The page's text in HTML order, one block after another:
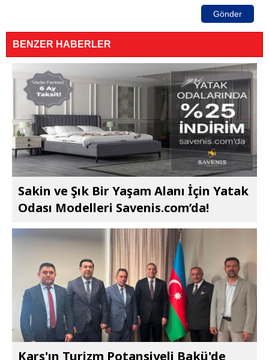
Gönder
BENZER HABERLER
Sakin ve Şık Bir Yaşam Alanı İçin Yatak
Odası Modelleri Savenis.com’da!
Kars'ın Turizm Potansiyeli Bakü'de